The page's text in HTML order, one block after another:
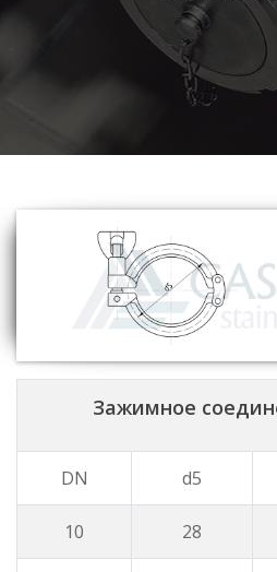
Зажимное
DN d5
10 28